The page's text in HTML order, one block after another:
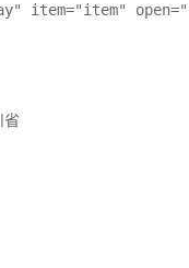
item="item"
省